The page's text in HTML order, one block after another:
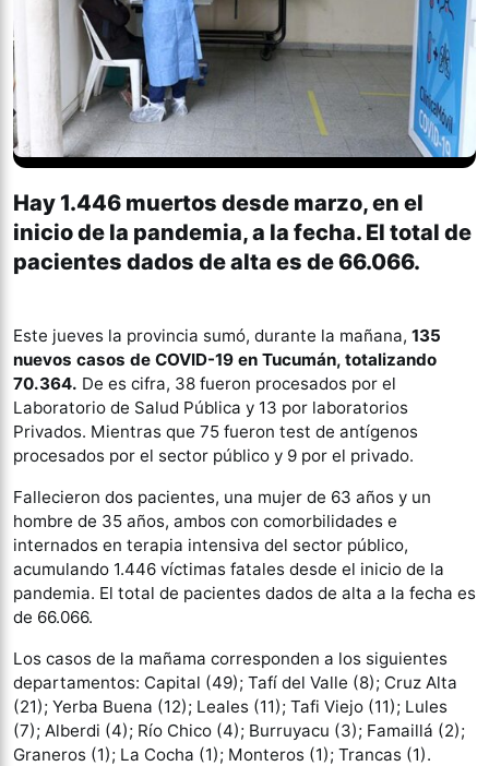
Hay 1.446 muertos desde marzo, en el
inicio de la pandemia, a la fecha. El total de
pacientes dados de alta es de 66.066.
Este jueves la provincia sumó, durante la mañana, 135
nuevos casos de COVID-19 en Tucumán, totalizando
70.364. De es cifra, 38 fueron procesados por el
Laboratorio de Salud Pública y 13 por laboratorios
Privados. Mientras que 75 fueron test de antígenos
procesados por el sector público y 9 por el privado.
Fallecieron dos pacientes, una mujer de 63 años y un
hombre de 35 años, ambos con comorbilidades e
internados en terapia intensiva del sector público,
acumulando 1.446 víctimas fatales desde el inicio de la
pandemia. El total de pacientes dados de alta a la fecha es
de 66.066.
Los casos de la mañama corresponden a los siguientes
departamentos: Capital (49); Tafí del Valle (8); Cruz Alta
(21); Yerba Buena (12); Leales (11); Tafi Viejo (11); Lules
(7); Alberdi (4); Río Chico (4); Burruyacu (3); Famaillá (2);
Graneros (1); La Cocha (1); Monteros (1); Trancas (1).